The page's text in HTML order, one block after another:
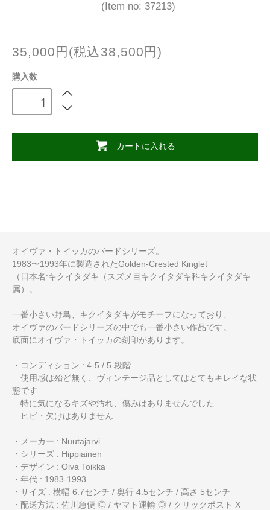
(Item no: 37213)
35,000円(税込38,500円)
購入数
カートに入れる
オイヴァ・トイッカのバードシリーズ。
1983〜1993年に製造されたGolden-Crested Kinglet
（日本名:キクイタダキ（スズメ目キクイタダキ科キクイタダキ
属）。
一番小さい野鳥、キクイタダキがモチーフになっており、
オイヴァのバードシリーズの中でも一番小さい作品です。
底面にオイヴァ・トイッカの刻印があります。
・コンディション : 4-5 / 5 段階
使用感は殆ど無く、ヴィンテージ品としてはとてもキレイな状
態です
特に気になるキズや汚れ、傷みはありませんでした
ヒビ・欠けはありません
・メーカー : Nuutajarvi
・シリーズ : Hippiainen
・デザイン : Oiva Toikka
・年代 : 1983-1993
・サイズ : 横幅 6.7センチ / 奥行 4.5センチ / 高さ 5センチ
・配送方法 : 佐川急便 ◎ / ヤマト運輸 ◎ / クリックポスト X